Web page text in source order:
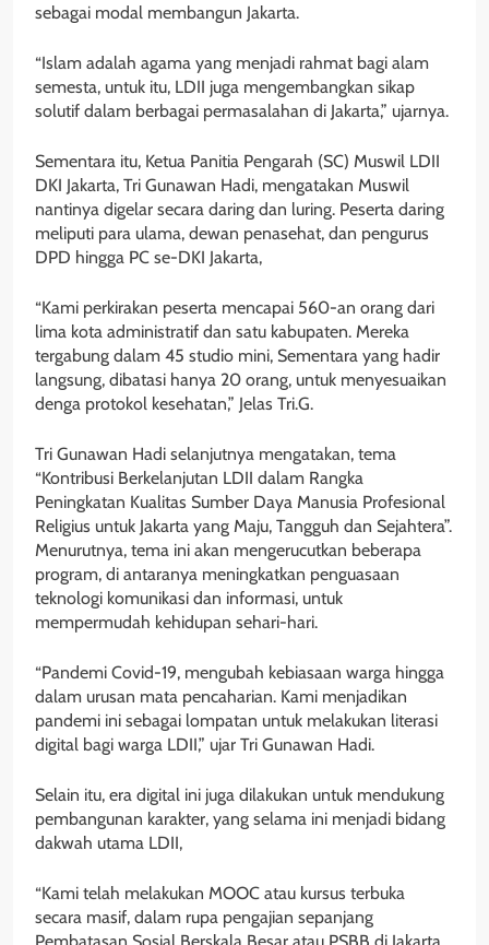
sebagai modal membangun Jakarta.
“Islam adalah agama yang menjadi rahmat bagi alam
semesta, untuk itu, LDII juga mengembangkan sikap
solutif dalam berbagai permasalahan di Jakarta,” ujarnya.
Sementara itu, Ketua Panitia Pengarah (SC) Muswil LDII
DKI Jakarta, Tri Gunawan Hadi, mengatakan Muswil
nantinya digelar secara daring dan luring. Peserta daring
meliputi para ulama, dewan penasehat, dan pengurus
DPD hingga PC se-DKI Jakarta,
“Kami perkirakan peserta mencapai 560-an orang dari
lima kota administratif dan satu kabupaten. Mereka
tergabung dalam 45 studio mini, Sementara yang hadir
langsung, dibatasi hanya 20 orang, untuk menyesuaikan
denga protokol kesehatan,” Jelas Tri.G.
Tri Gunawan Hadi selanjutnya mengatakan, tema
“Kontribusi Berkelanjutan LDII dalam Rangka
Peningkatan Kualitas Sumber Daya Manusia Profesional
Religius untuk Jakarta yang Maju, Tangguh dan Sejahtera”.
Menurutnya, tema ini akan mengerucutkan beberapa
program, di antaranya meningkatkan penguasaan
teknologi komunikasi dan informasi, untuk
mempermudah kehidupan sehari-hari.
“Pandemi Covid-19, mengubah kebiasaan warga hingga
dalam urusan mata pencaharian. Kami menjadikan
pandemi ini sebagai lompatan untuk melakukan literasi
digital bagi warga LDII,” ujar Tri Gunawan Hadi.
Selain itu, era digital ini juga dilakukan untuk mendukung
pembangunan karakter, yang selama ini menjadi bidang
dakwah utama LDII,
“Kami telah melakukan MOOC atau kursus terbuka
secara masif, dalam rupa pengajian sepanjang